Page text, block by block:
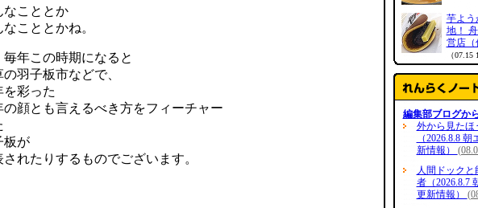
なこととか
こととかね。
毎年この時期になると
羽子板市などで、
を彩った
の顔とも言えるべき方をフィーチャー
板が
されたりするものでございます。
芋よう
地！
営店（
（07.15
編集部ブログか
外から見たほ
（2026.8.8
新情報）
人間ドックと
者（2026.8.7
更新情報）